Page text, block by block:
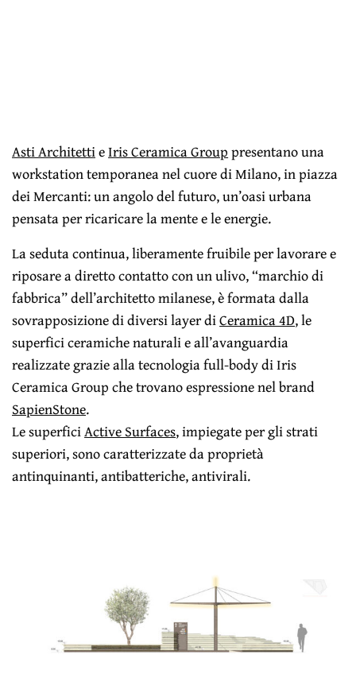
Asti ArchitettieIris Ceramica Grouppresentano una
workstation temporanea nel cuore di Milano, in piazza
dei Mercanti: un angolo del futuro, un’oasi urbana
pensata per ricaricare la mente e le energie.
La seduta continua, liberamente fruibile per lavorare e
riposare a diretto contatto con un ulivo, “marchio di
fabbrica” dell’architetto milanese, è formata dalla
sovrapposizione di diversi layer diCeramica 4D, le
superfici ceramiche naturali e all’avanguardia
realizzate grazie alla tecnologia full-body di Iris
Ceramica Group che trovano espressione nel brand
SapienStone.
Le superficiActive Surfaces, impiegate per gli strati
superiori, sono caratterizzate da proprietà
antinquinanti, antibatteriche, antivirali.